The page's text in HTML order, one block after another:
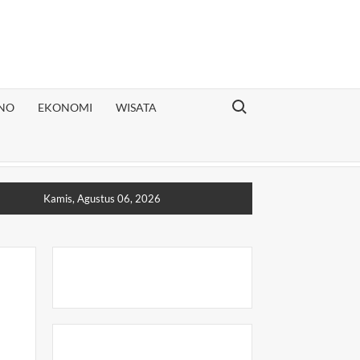
EKONOMI WISATA
Search for:
Kamis, Agustus 06, 2026